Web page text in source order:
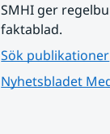
SMHI ger
faktablad.
Sök publikationer
Nyhetsbladet